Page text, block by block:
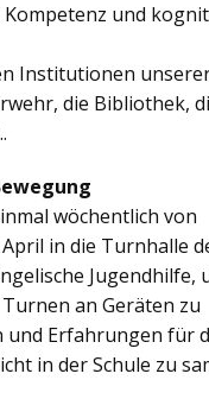
und
Institutionen
die Bibliothek,
wöchentlich von
in die Turnhalle
Jugendhilfe,
an Geräten zu
und Erfahrungen für
in der Schule zu